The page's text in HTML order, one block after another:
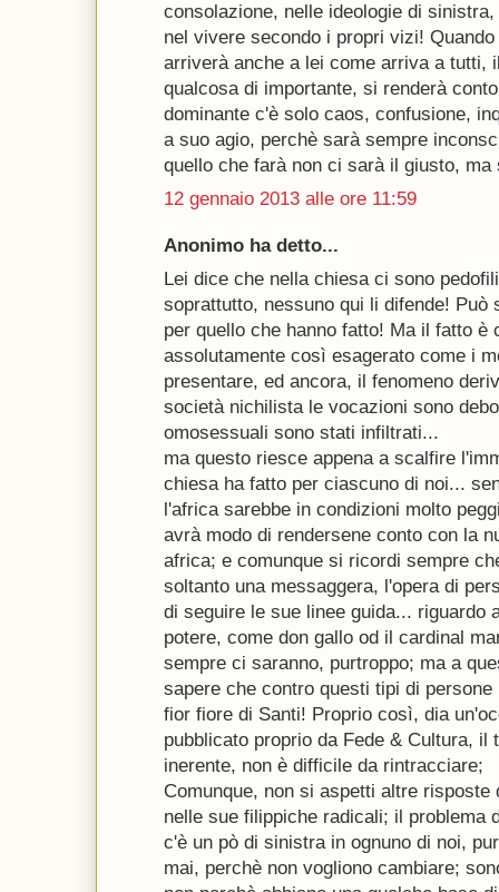
consolazione, nelle ideologie di
nel vivere secondo i propri vizi!
arriverà anche a lei come arriva a tutti,
qualcosa di importante, si renderà
dominante c'è solo caos, confusione,
a suo agio, perchè sarà sempre
quello che farà non ci sarà il giusto,
12 gennaio 2013 alle ore 11:59
Anonimo ha detto...
Lei dice che nella chiesa ci sono
soprattutto, nessuno qui li difende! Può
per quello che hanno fatto! Ma il fatto è
assolutamente così esagerato come i
presentare, ed ancora, il fenomeno
società nichilista le vocazioni sono
omosessuali sono stati infiltrati...
ma questo riesce appena a scalfire
chiesa ha fatto per ciascuno di noi...
l'africa sarebbe in condizioni molto
avrà modo di rendersene conto con la
africa; e comunque si ricordi sempre
soltanto una messaggera, l'opera di
di seguire le sue linee guida... riguardo
potere, come don gallo od il cardinal
sempre ci saranno, purtroppo; ma a
sapere che contro questi tipi di
fior fiore di Santi! Proprio così, dia
pubblicato proprio da Fede & Cultura, il
inerente, non è difficile da rintracciare;
Comunque, non si aspetti altre
nelle sue filippiche radicali; il problema
c'è un pò di sinistra in ognuno di noi,
mai, perchè non vogliono cambiare;